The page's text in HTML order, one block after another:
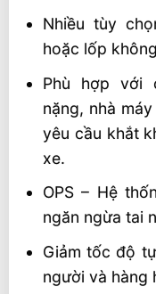
Nhiều tùy
hoặc lốp
Phù hợp với
nặng, nhà
yêu cầu khắt
xe.
OPS – Hệ
ngăn ngừa tai
Giảm tốc độ
người và hàng